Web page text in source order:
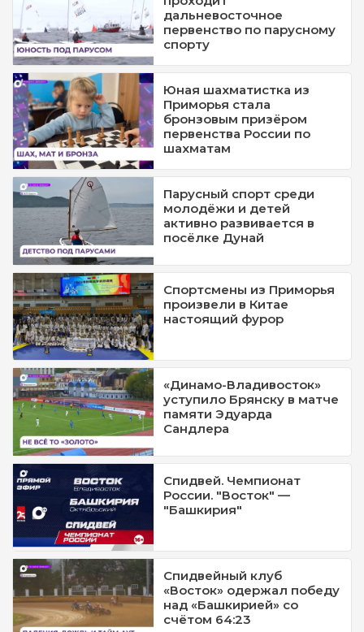
дальневосточное
первенство по парусному
спорту
Юная шахматистка из
Приморья стала
бронзовым призёром
первенства России по
шахматам
Парусный спорт среди
молодёжи и детей
активно развивается в
посёлке Дунай
Спортсмены из Приморья
произвели в Китае
настоящий фурор
«Динамо-Владивосток»
уступило Брянску в матче
памяти Эдуарда
Сандлера
Спидвей. Чемпионат
России. "Восток" —
"Башкирия"
Спидвейный клуб
«Восток» одержал победу
над «Башкирией» со
счётом 64:23